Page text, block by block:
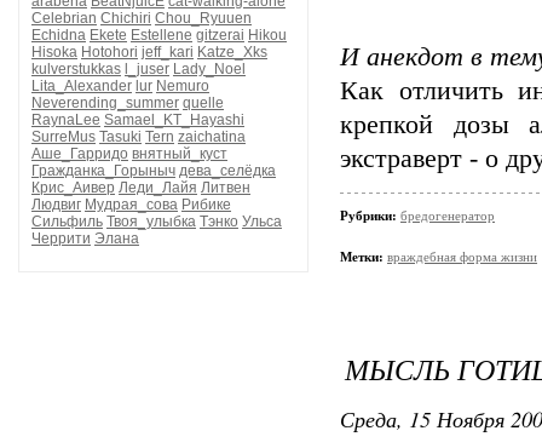
Celebrian Chichiri Chou_Ryuuen
Echidna Ekete Estellene gitzerai Hikou
Hisoka Hotohori jeff_kari Katze_Xks
kulverstukkas
l_juser Lady_Noel
Lita_Alexander lur Nemuro
Neverending_summer quelle
RaynaLee Samael_KT_Hayashi
SurreMus Tasuki Tern zaichatina
Аше_Гарридо внятный_куст
Гражданка_Горыныч дева_селёдка
Крис_Аивер Леди_Лайя Литвен
Людвиг Мудрая_сова Рибике
Сильфиль Твоя_улыбка Тэнко Ульса
Черрити Элана
И анекдот в
Как отличить
крепкой дозы
экстраверт - о
Рубрики: бредогенератор
Метки: враждебная форма жизни
МЫСЛЬ
Среда, 15 Ноября